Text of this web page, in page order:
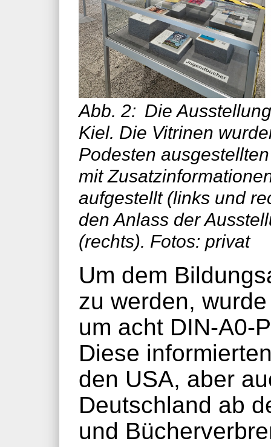
Abb. 2: Die
Kiel. Die Vitrinen
Podesten
mit
aufgestellt (links und
den Anlass der
(rechts). Fotos: privat
Um dem
zu werden,
um acht DIN-A0-
Diese
den USA, aber
Deutschland ab
und